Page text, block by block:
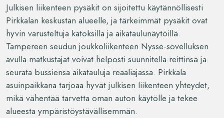
Julkisen liikenteen pysäkit on sijoitettu käytännöllisesti
Pirkkalan keskustan alueelle, ja tärkeimmät pysäkit ovat
hyvin varusteltuja katoksilla ja aikataulunäytöillä.
Tampereen seudun joukkoliikenteen Nysse-sovelluksen
avulla matkustajat voivat helposti suunnitella reittinsä ja
seurata bussiensa aikatauluja reaaliajassa. Pirkkala
asuinpaikkana tarjoaa hyvät julkisen liikenteen yhteydet,
mikä vähentää tarvetta oman auton käytölle ja tekee
alueesta ympäristöystävällisemmän.